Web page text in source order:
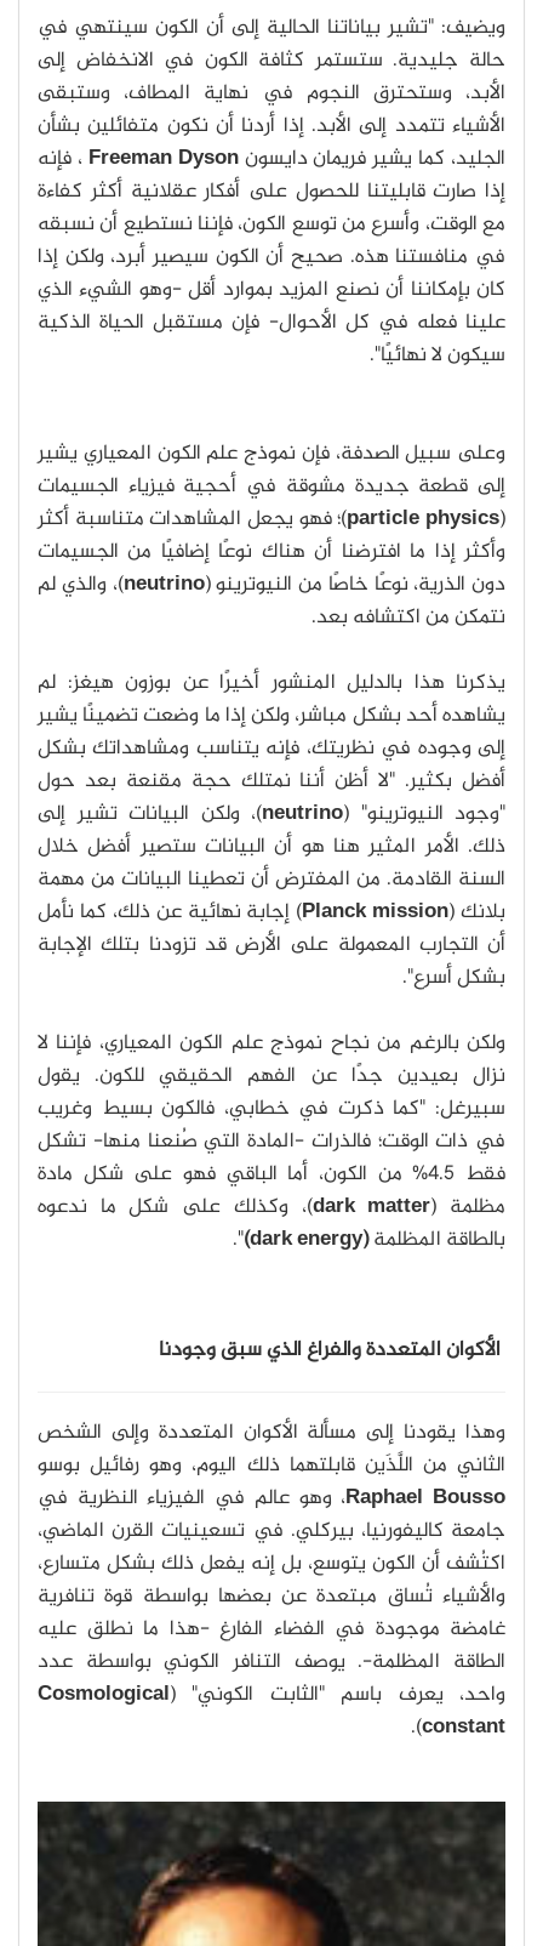
ويضيف: "تشير بياناتنا الحالية إلى أن الكون سينتهي في
حالة جليدية. ستستمر كثافة الكون في الانخفاض إلى
الأبد، وستحترق النجوم في نهاية المطاف، وستبقى
الأشياء تتمدد إلى الأبد. إذا أردنا أن نكون متفائلين بشأن
الجليد، كما يشير فريمان دايسونFreeman Dyson
، فإنه
إذا صارت قابليتنا للحصول على أفكار عقلانية أكثر كفاءة
مع الوقت، وأسرع من توسع الكون، فإننا نستطيع أن نسبقه
في منافستنا هذه. صحيح أن الكون سيصير أبرد، ولكن إذا
كان بإمكاننا أن نصنع المزيد بموارد أقل -وهو الشيء الذي
علينا فعله في كل الأحوال- فإن مستقبل الحياة الذكية
سيكون لا نهائيًا".
وعلى سبيل الصدفة، فإن نموذج علم الكون المعياري يشير
إلى قطعة جديدة مشوقة في أحجية فيزياء الجسيمات
(
particle physics)؛ فهو يجعل المشاهدات متناسبة أكثر
وأكثر إذا ما افترضنا أن هناك نوعًا إضافيًا من الجسيمات
دون الذرية، نوعًا خاصًا من النيوترينو (neutrino)، والذي لم
نتمكن من اكتشافه بعد.
يذكرنا هذا بالدليل المنشور أخيرًا عن بوزون هيغز: لم
يشاهده أحد بشكل مباشر، ولكن إذا ما وضعت تضمينًا يشير
إلى وجوده في نظريتك، فإنه يتناسب ومشاهداتك بشكل
أفضل بكثير. "لا أظن أننا نمتلك حجة مقنعة بعد حول
"وجود النيوترينو" (neutrino)، ولكن البيانات تشير إلى
ذلك. الأمر المثير هنا هو أن البيانات ستصير أفضل خلال
السنة القادمة. من المفترض أن تعطينا البيانات من مهمة
بلانك (Planck mission) إجابة نهائية عن ذلك، كما نأمل
أن التجارب المعمولة على الأرض قد تزودنا بتلك الإجابة
بشكل أسرع".
ولكن بالرغم من نجاح نموذج علم الكون المعياري، فإننا لا
نزال بعيدين جدًا عن الفهم الحقيقي للكون. يقول
سبيرغل: "كما ذكرت في خطابي، فالكون بسيط وغريب
في ذات الوقت؛ فالذرات -المادة التي صُنعنا منها- تشكل
فقط 4.5% من الكون، أما الباقي فهو على شكل مادة
مظلمة (dark matter)، وكذلك على شكل ما ندعوه
بالطاقة المظلمة(dark energy)
".
الأكوان المتعددة والفراغ الذي سبق وجودنا
وهذا يقودنا إلى مسألة الأكوان المتعددة وإلى الشخص
الثاني من اللَّذَين قابلتهما ذلك اليوم، وهو رفائيل بوسو
Raphael Bousso، وهو عالم في الفيزياء النظرية في
جامعة كاليفورنيا، بيركلي. في تسعينيات القرن الماضي،
اكتُشف أن الكون يتوسع، بل إنه يفعل ذلك بشكل متسارع،
والأشياء تُساق مبتعدة عن بعضها بواسطة قوة تنافرية
غامضة موجودة في الفضاء الفارغ -هذا ما نطلق عليه
الطاقة المظلمة-. يوصف التنافر الكوني بواسطة عدد
واحد، يعرف باسم "الثابت الكوني" (Cosmological
constant
).